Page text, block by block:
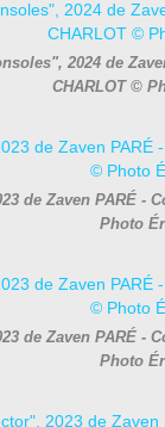
2024 de
CHARLOT ©
de Zaven PARÉ -
Photo
de Zaven PARÉ -
Photo